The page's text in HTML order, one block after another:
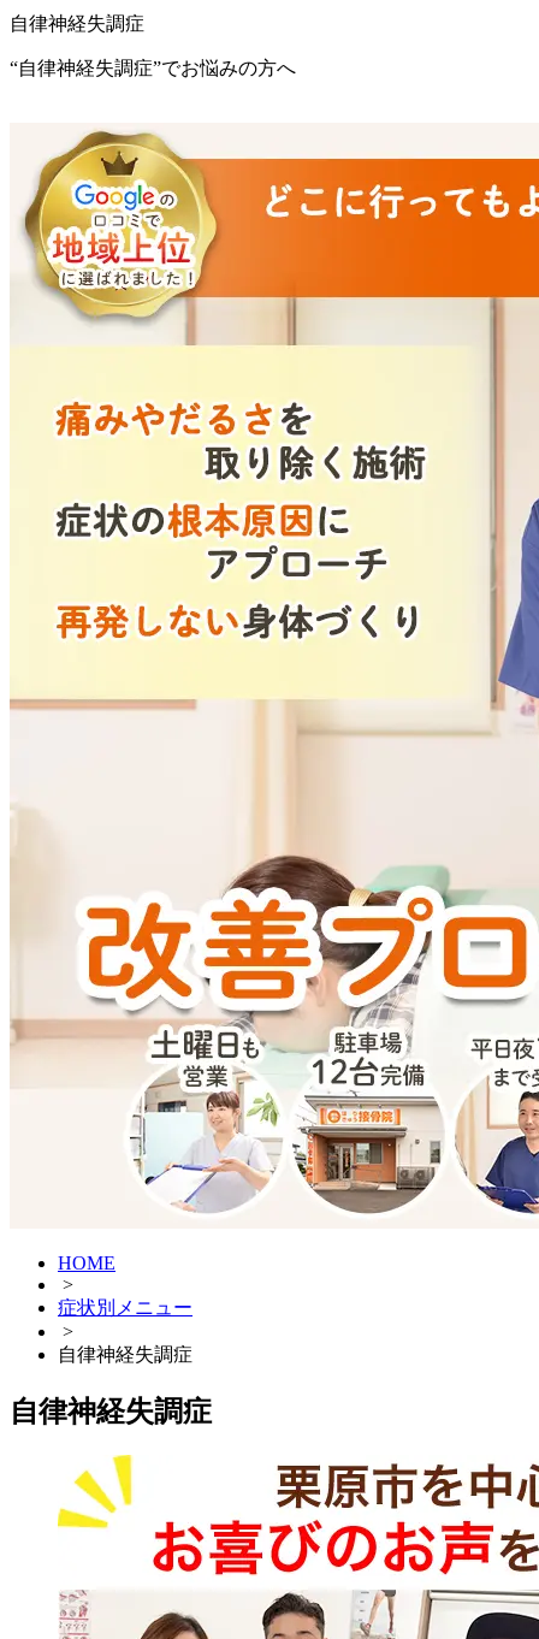
自律神経失調症
“自律神経失調症”でお悩みの方へ
HOME
>
症状別メニュー
>
自律神経失調症
自律神経失調症